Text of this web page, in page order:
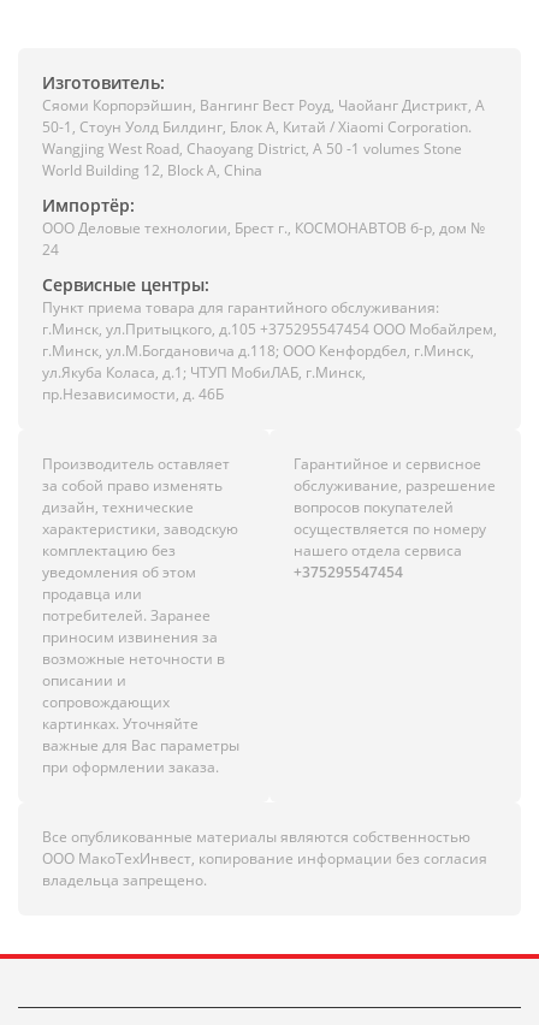
Изготовитель:
Сяоми Корпорэйшин, Вангинг Вест Роуд, Чаойанг Дистрикт, А
50-1, Стоун Уолд Билдинг, Блок А, Китай / Xiaomi Corporation.
Wangjing West Road, Chaoyang District, A 50 -1 volumes Stone
World Building 12, Block A, China
Импортёр:
ООО Деловые технологии, Брест г., КОСМОНАВТОВ б-р, дом №
24
Сервисные центры:
Пункт приема товара для гарантийного обслуживания:
г.Минск, ул.Притыцкого, д.105 +375295547454 ООО Мобайлрем,
г.Минск, ул.М.Богдановича д.118; ООО Кенфордбел, г.Минск,
ул.Якуба Коласа, д.1; ЧТУП МобиЛАБ, г.Минск,
пр.Независимости, д. 46Б
Производитель оставляет
за собой право изменять
дизайн, технические
характеристики, заводскую
комплектацию без
уведомления об этом
продавца или
потребителей. Заранее
приносим извинения за
возможные неточности в
описании и
сопровождающих
картинках. Уточняйте
важные для Вас параметры
при оформлении заказа.
Гарантийное и сервисное
обслуживание, разрешение
вопросов покупателей
осуществляется по номеру
нашего отдела сервиса
+375295547454
Все опубликованные материалы являются собственностью
ООО МакоТехИнвест, копирование информации без согласия
владельца запрещено.